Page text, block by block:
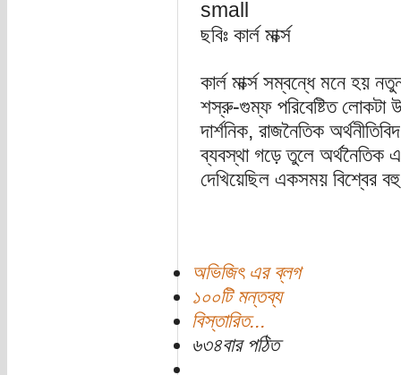
ছবিঃ কার্ল মার্ক্স
কার্ল মার্ক্স সম্বন্ধে মনে হয়
শস্রু-গুম্ফ পরিবেষ্টিত লোকটা
দার্শনিক, রাজনৈতিক
ব্যবস্থা গড়ে তুলে অর্থনৈতিক
দেখিয়েছিল একসময় বিশ্বের
অভিজিৎ এর ব্লগ
১০০টি মন্তব্য
বিস্তারিত...
৬৩৪বার পঠিত